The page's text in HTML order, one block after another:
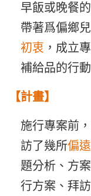
早飯或晚餐
帶著爲偏鄉
初衷 ，成立
補給品的行動
【計畫】
施行專案前
訪了幾所偏
題分析、方
行方案、拜